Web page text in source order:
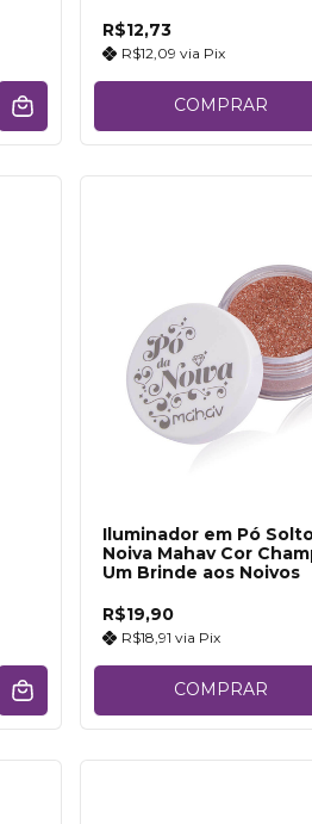
R$12,73
R$12,09via Pix
COMPRAR
Iluminador em Pó
Noiva Mahav Cor
Um Brinde aos Noivos
R$19,90
R$18,91via Pix
COMPRAR